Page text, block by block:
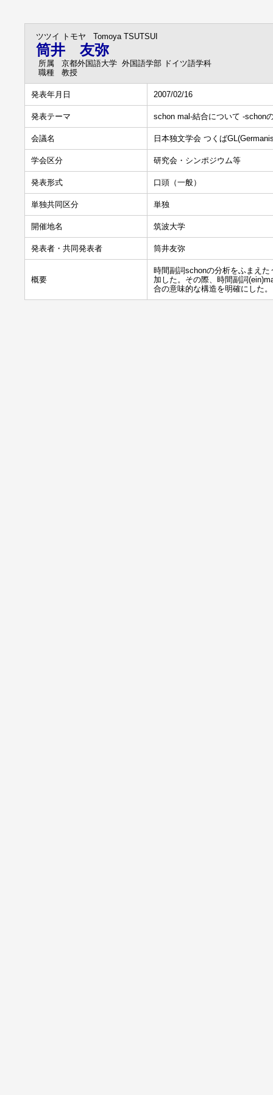
ツツイ トモヤ Tomoya TSUTSUI
筒井 友弥
所属
京都外国語大学 外国語学部 ドイツ語学科
職種
教授
発表年月日 2007/02/16
発表テーマ schon mal-結合について -schon
会議名 日本独文学会 つくば
学会区分 研究会・シンポジウム等
発表形式 口頭（一般）
単独共同区分 単独
開催地名 筑波大学
発表者・共同発表者 筒井友弥
概要
時間副詞schonの分析をふまえ
加した。その際、時間副詞
合の意味的な構造を明確にした。